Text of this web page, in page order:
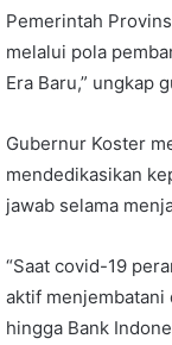
Pemerintah
melalui pola
Era Baru,” ungkap
Gubernur Koster
mendedikasikan
jawab selama
“Saat covid-19
aktif menjembatani
hingga Bank